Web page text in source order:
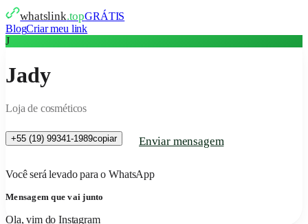
whatslink.topGRÁTIS
BlogCriar meu link
J
Jady
Loja de cosméticos
+55 (19) 99341-1989copiar Enviar mensagem
Você será levado para o WhatsApp
Mensagem que vai junto
Ola, vim do Instagram